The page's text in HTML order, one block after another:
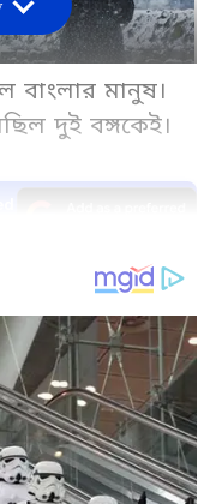
বাংলার মানুষ।
দুই বঙ্গকেই।